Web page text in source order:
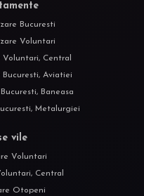
Bucuresti
Voluntari
Central
Aviatiei
Baneasa
Metalurgiei
vile
Voluntari
Central
Otopeni